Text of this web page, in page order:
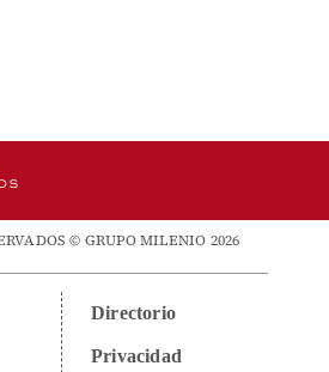
© GRUPO MILENIO 2026
Directorio
Privacidad